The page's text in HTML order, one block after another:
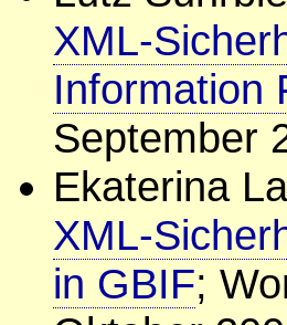
XML-
Information
September
Ekaterina
XML-
in GBIF;